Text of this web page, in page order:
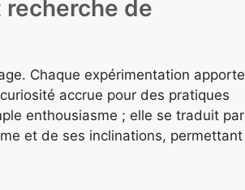
de
Chaque expérimentation apporte
curiosité accrue pour des pratiques
enthousiasme ; elle se traduit par
et de ses inclinations, permettant